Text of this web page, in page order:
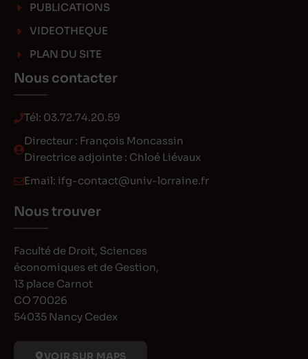
PUBLICATIONS
VIDEOTHEQUE
PLAN DU SITE
Nous contacter
Tél: 03.72.74.20.59
Directeur : François Moncassin
Directrice adjointe : Chloé Liévaux
Email: ifg-contact@univ-lorraine.fr
Nous trouver
Faculté de Droit, Sciences
économiques et de Gestion,
13 place Carnot
CO 70026
54035 Nancy Cedex
VOIR SUR MAPS